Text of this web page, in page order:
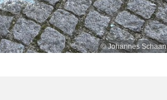
© Johannes Schaan